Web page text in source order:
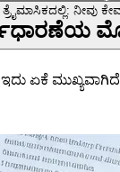
ನೀವು
ಮುಖ್ಯವಾಗಿದೆ